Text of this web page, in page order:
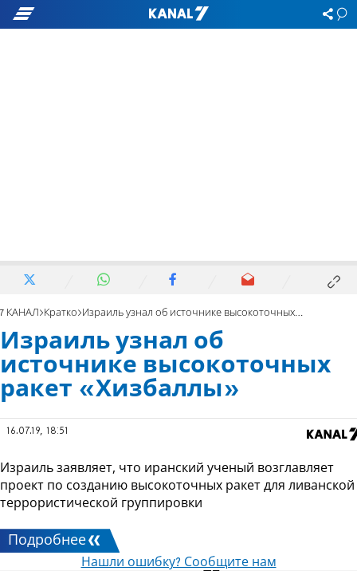
7 КАНАЛ Кратко Израиль узнал об источнике высокоточных ракет «Хизбаллы»
Израиль узнал об
источнике высокоточных
ракет «Хизбаллы»
16.07.19, 18:51
Израиль заявляет, что иранский ученый возглавляет
проект по созданию высокоточных ракет для ливанской
террористической группировки
Подробнее
Нашли ошибку? Сообщите нам